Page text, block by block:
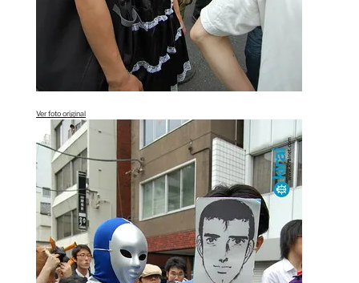
Ver foto original